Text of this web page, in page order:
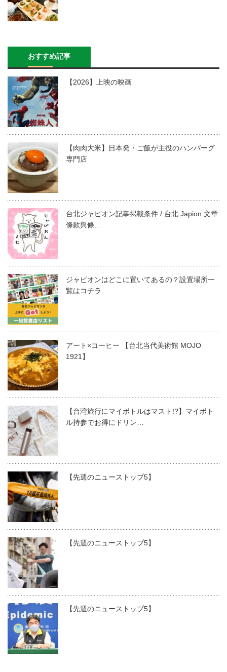
おすすめ記事
【2026】上映の映画
【肉肉大米】日本発・ご飯が主役のハンバーグ
専門店
台北ジャピオン記事掲載条件 / 台北 Japion 文章
條款與條…
ジャピオンはどこに置いてあるの？設置場所一
覧はコチラ
アート×コーヒー 【台北当代美術館 MOJO
1921】
【台湾旅行にマイボトルはマスト!?】マイボト
ル持参でお得にドリン…
【先週のニューストップ5】
【先週のニューストップ5】
【先週のニューストップ5】